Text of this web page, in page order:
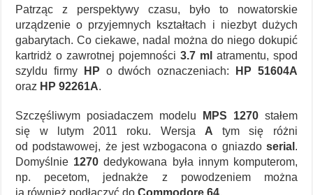
Patrząc z perspektywy czasu, było to nowatorskie
urządzenie o przyjemnych kształtach i niezbyt dużych
gabarytach. Co ciekawe, nadal można do niego dokupić
kartridż o zawrotnej pojemności 3.7 ml atramentu, spod
szyldu firmy
HP o dwóch oznaczeniach:
HP 51604A
oraz HP 92261A.
Szczęśliwym posiadaczem modelu MPS 1270stałem
się w lutym 2011 roku. Wersja A tym się różni
od podstawowej, że jest wzbogacona o gniazdo serial .
Domyślnie 1270 dedykowana była innym komputerom,
np. pecetom, jednakże z powodzeniem można